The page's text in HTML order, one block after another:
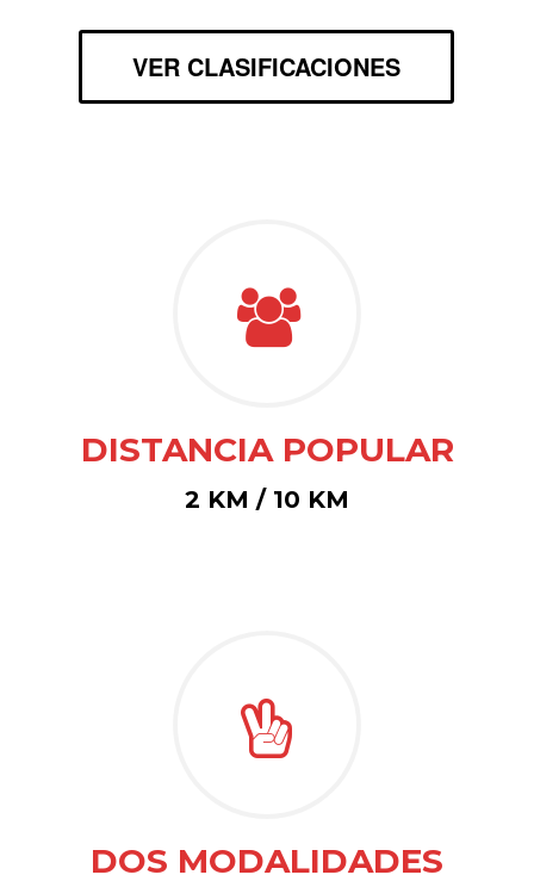
VER CLASIFICACIONES
DISTANCIA POPULAR
2 KM / 10 KM
DOS MODALIDADES